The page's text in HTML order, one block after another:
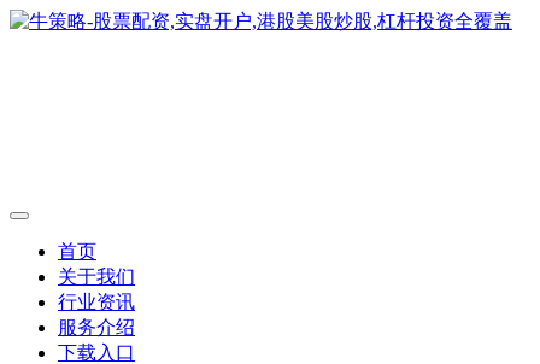
首页
关于我们
行业资讯
服务介绍
下载入口